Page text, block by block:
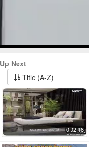
Up Next
Title (A-Z)
0:02:18